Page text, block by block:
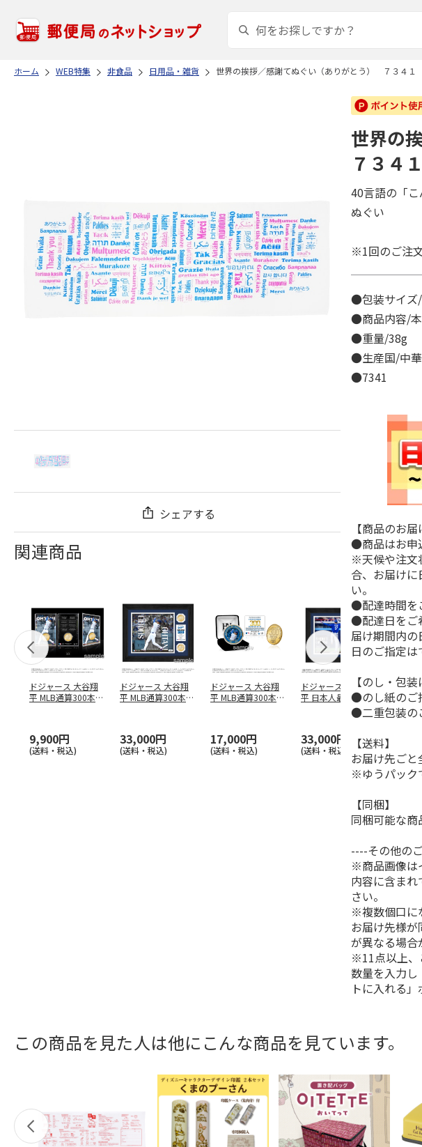
ホーム WEB特集 非食品 日用品・雑貨 世界の挨拶／感謝てぬぐい（ありがとう） ７３４１
シェアする
関連商品
ドジャース 大谷翔
平 MLB通算300本塁
9,900円
(送料・税込)
ドジャース 大谷翔
平 MLB通算300本塁
33,000円
(送料・税込)
ドジャース 大谷翔
平 MLB通算300本塁
17,000円
(送料・税込)
ドジャース 大谷翔
平 日本人最多53試
合連続出塁記念 ダ
33,000円
(送料・税込)
MLB
谷翔平
4月投手
世界の
７３４１
40言語の「
ぬぐい
※1回のご注
●包装サイ
●商品内容/
●重量/38g
●生産国/中
●7341
【商品のお届
●商品はお申
※天候や注文
合、お届け
い。
●配達時間を
●配達日をご
届け期間内
日のご指定は
【のし・包装
●のし紙のご
●二重包装の
【送料】
お届け先ごと
※ゆうパック
【同梱】
同梱可能な商
----その他の
※商品画像は
内容に含ま
さい。
※複数個口に
お届け先様
が異なる場合
※11点以上、
数量を入力
トに入れる
この商品を見た人は他にこんな商品を見ています。